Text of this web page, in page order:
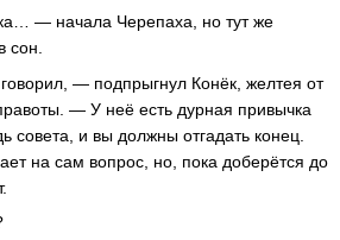
— начала Черепаха, но тут же
сон.
— подпрыгнул Конёк, желтея от
— У неё есть дурная привычка
совета, и вы должны отгадать конец.
на сам вопрос, но, пока доберётся до